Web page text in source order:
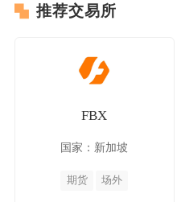
推荐交易所
FBX
国家：新加坡
期货 场外